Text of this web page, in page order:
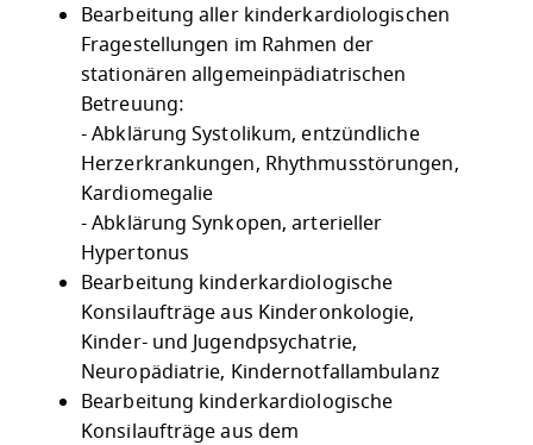
Bearbeitung aller kinderkardiologischen
Fragestellungen im Rahmen der
stationären allgemeinpädiatrischen
Betreuung:
- Abklärung Systolikum, entzündliche
Herzerkrankungen, Rhythmusstörungen,
Kardiomegalie
- Abklärung Synkopen, arterieller
Hypertonus
Bearbeitung kinderkardiologische
Konsilaufträge aus Kinderonkologie,
Kinder- und Jugendpsychatrie,
Neuropädiatrie, Kindernotfallambulanz
Bearbeitung kinderkardiologische
Konsilaufträge aus dem